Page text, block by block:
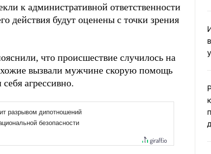
к административной ответственности
действия будут оценены с точки зрения
что происшествие случилось на
вызвали мужчине скорую помощь
агрессивно.